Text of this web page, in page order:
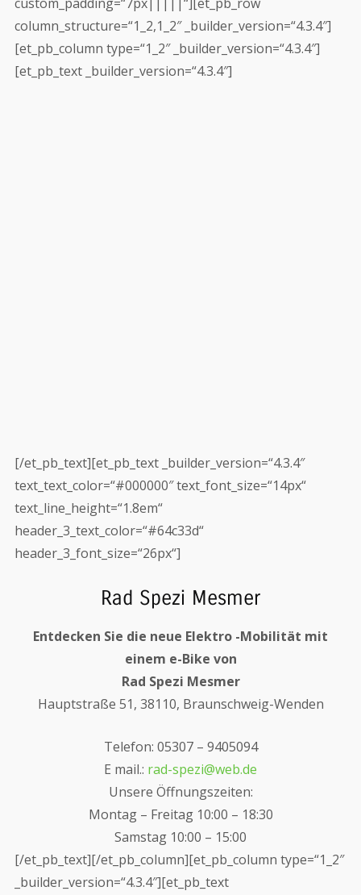
column_structure=“1_2,1_2″ _builder_version=“4.3.4″]
[et_pb_column type=“1_2″ _builder_version=“4.3.4″]
[et_pb_text _builder_version=“4.3.4″]
[/et_pb_text][et_pb_text _builder_version=“4.3.4″
text_text_color=“#000000″ text_font_size=“14px“
text_line_height=“1.8em“
header_3_text_color=“#64c33d“
header_3_font_size=“26px“]
Rad Spezi Mesmer
Entdecken Sie die neue Elektro -Mobilität mit
einem e-Bike von
Rad Spezi Mesmer
Hauptstraße 51, 38110, Braunschweig-Wenden
Telefon: 05307 – 9405094
E mail.: rad-spezi@web.de
Unsere Öffnungszeiten:
Montag – Freitag 10:00 – 18:30
Samstag 10:00 – 15:00
[/et_pb_text][/et_pb_column][et_pb_column type=“1_2″
_builder_version=“4.3.4″][et_pb_text